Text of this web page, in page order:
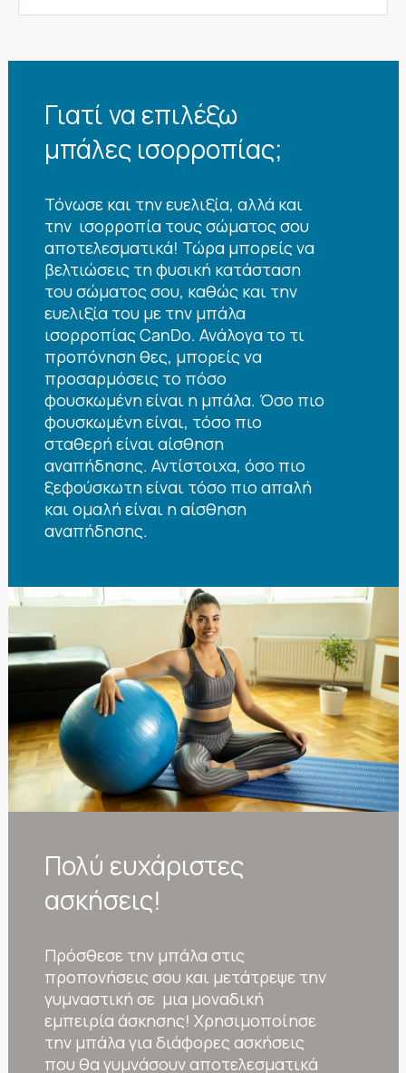
Γιατί να επιλέξω
μπάλες ισορροπίας;
Τόνωσε και την ευελιξία, αλλά και
την ισορροπία τους σώματος σου
αποτελεσματικά! Τώρα μπορείς να
βελτιώσεις τη φυσική κατάσταση
του σώματος σου, καθώς και την
ευελιξία του με την μπάλα
ισορροπίας CanDo. Ανάλογα το τι
προπόνηση θες, μπορείς να
προσαρμόσεις το πόσο
φουσκωμένη είναι η μπάλα. Όσο πιο
φουσκωμένη είναι, τόσο πιο
σταθερή είναι αίσθηση
αναπήδησης. Αντίστοιχα, όσο πιο
ξεφούσκωτη είναι τόσο πιο απαλή
και ομαλή είναι η αίσθηση
αναπήδησης.
Πολύ ευχάριστες
ασκήσεις!
Πρόσθεσε την μπάλα στις
προπονήσεις σου και μετάτρεψε την
γυμναστική σε μια μοναδική
εμπειρία άσκησης! Χρησιμοποίησε
την μπάλα για διάφορες ασκήσεις
που θα γυμνάσουν αποτελεσματικά